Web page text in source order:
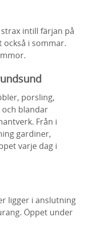
intill färjan på
också i sommar.
porsling,
blandar
Från i
gardiner,
varje dag i
ligger i anslutning
Öppet under